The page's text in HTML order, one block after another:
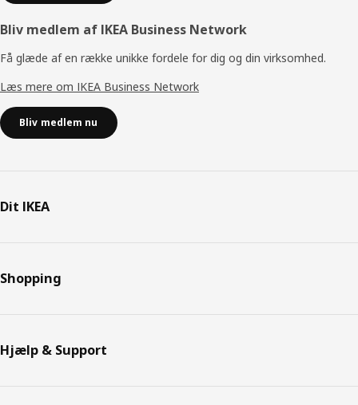
Bliv medlem af IKEA Business Network
Få glæde af en række unikke fordele for dig og din virksomhed.
Læs mere om IKEA Business Network
Bliv medlem nu
Dit IKEA
Shopping
Hjælp & Support